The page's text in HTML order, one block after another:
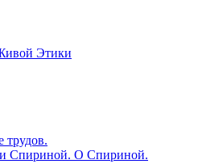
Этики
трудов.
Спириной. О Спириной.